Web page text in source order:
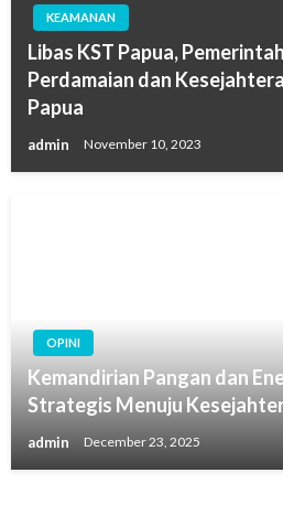
KEAMANAN
Libas KST Papua,
Perdamaian dan
Papua
admin November 10, 2023
OPINI
Kemandirian Pangan dan
Strategis Menuju
admin December 23, 2025